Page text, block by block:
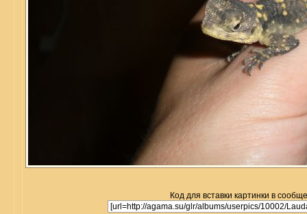
Код для вставки картинки в